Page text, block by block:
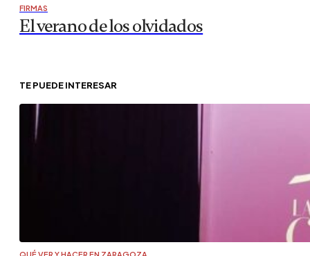
FIRMAS
El verano de los olvidados
TE PUEDE INTERESAR
QUÉ VER Y HACER EN ZARAGOZA